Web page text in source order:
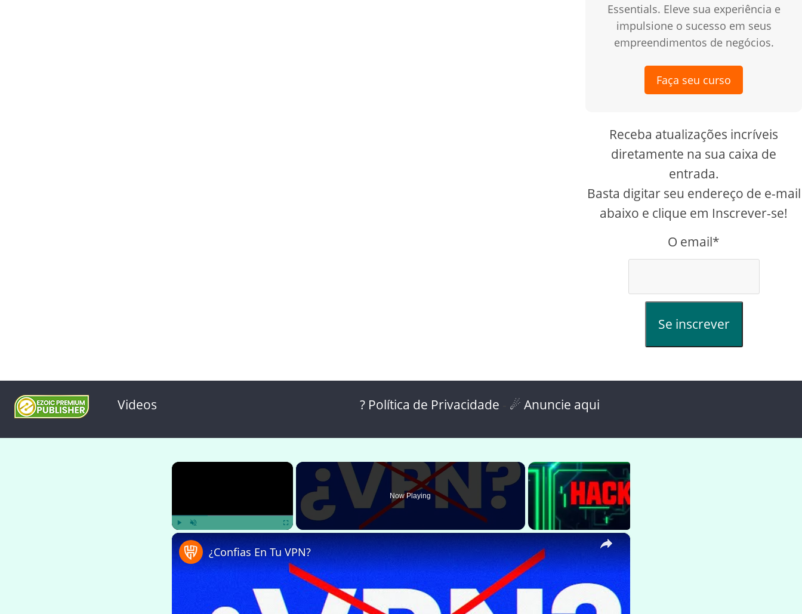
Essentials. Eleve sua experiência e
impulsione o sucesso em seus
empreendimentos de negócios.
Faça seu curso
Receba atualizações incríveis
diretamente na sua caixa de
entrada.
Basta digitar seu endereço de e-mail
abaixo e clique em Inscrever-se!
O email*
Se inscrever
Videos ? Política de Privacidade ☄ Anuncie aqui
×
Play Unmute Fullscreen
Now Playing
×
¿Confias En Tu VPN?